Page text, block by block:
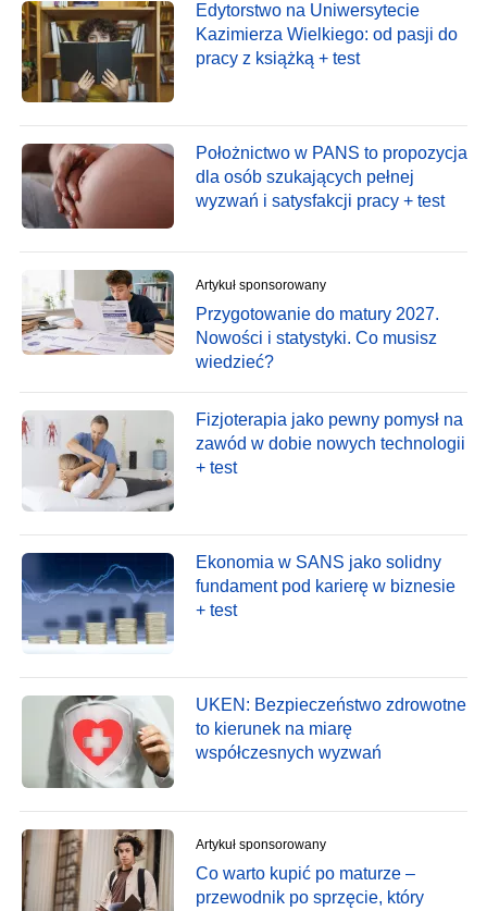
Edytorstwo na Uniwersytecie
Kazimierza Wielkiego: od pasji do
pracy z książką + test
Położnictwo w PANS to propozycja
dla osób szukających pełnej
wyzwań i satysfakcji pracy + test
Artykuł sponsorowany
Przygotowanie do matury 2027.
Nowości i statystyki. Co musisz
wiedzieć?
Fizjoterapia jako pewny pomysł na
zawód w dobie nowych technologii
+ test
Ekonomia w SANS jako solidny
fundament pod karierę w biznesie
+ test
UKEN: Bezpieczeństwo zdrowotne
to kierunek na miarę
współczesnych wyzwań
Artykuł sponsorowany
Co warto kupić po maturze –
przewodnik po sprzęcie, który